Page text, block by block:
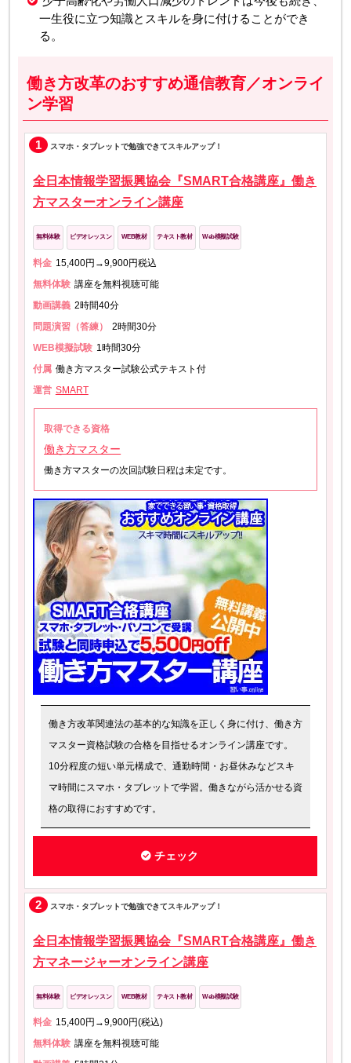
一生役に立つ知識とスキルを身に付けることができ
る。
働き方改革のおすすめ通信教育／オンライ
ン学習
1 スマホ・タブレットで勉強できてスキルアップ！
全日本情報学習振興協会『SMART合格講座』働き
方マスターオンライン講座
無料体験 ビデオレッスン WEB教材 テキスト教材 Web模擬試験
料金 15,400円→9,900円税込
無料体験 講座を無料視聴可能
動画講義 2時間40分
問題演習（答練）
2時間30分
WEB模擬試験 1時間30分
付属 働き方マスター試験公式テキスト付
運営 SMART
取得できる資格
働き方マスター
働き方マスターの次回試験日程は未定です。
働き方改革関連法の基本的な知識を正しく身に付け、働き方
マスター資格試験の合格を目指せるオンライン講座です。
10分程度の短い単元構成で、通勤時間・お昼休みなどスキ
マ時間にスマホ・タブレットで学習。働きながら活かせる資
格の取得におすすめです。
チェック
2 スマホ・タブレットで勉強できてスキルアップ！
全日本情報学習振興協会『SMART合格講座』働き
方マネージャーオンライン講座
無料体験 ビデオレッスン WEB教材 テキスト教材 Web模擬試験
料金 15,400円→9,900円(税込)
無料体験 講座を無料視聴可能